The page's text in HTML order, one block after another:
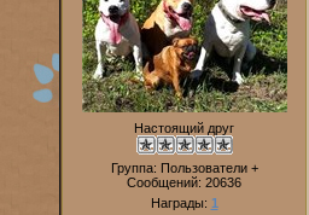
Настоящий друг
Группа: Пользователи +
Сообщений: 20636
Награды: 1